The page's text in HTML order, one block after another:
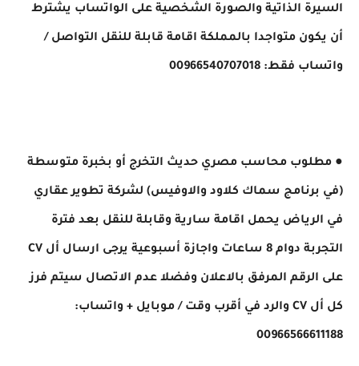
السيرة الذاتية والصورة الشخصية على الواتساب يشترط
أن يكون متواجدا بالمملكة اقامة قابلة للنقل التواصل ​/
واتساب فقط: 00966540707018
● مطلوب محاسب مصري حديث التخرج أو بخبرة متوسطة
(في برنامج سماك كلاود والاوفيس) لشركة تطوير عقاري
في الرياض يحمل اقامة سارية وقابلة للنقل بعد فترة
التجربة دوام 8 ساعات واجازة أسبوعية يرجى ارسال أل CV
على الرقم المرفق بالاعلان وفضلا عدم الاتصال سيتم فرز
كل أل CV والرد في أقرب وقت ​/ موبايل + واتساب:
00966566611188